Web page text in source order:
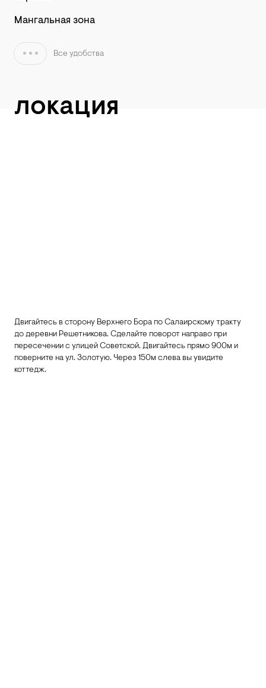
Мангальная зона
Все удобства
локация
Двигайтесь в сторону Верхнего Бора по Салаирскому тракту
до деревни Решетникова. Сделайте поворот направо при
пересечении с улицей Советской. Двигайтесь прямо 900м и
поверните на ул. Золотую. Через 150м слева вы увидите
коттедж.